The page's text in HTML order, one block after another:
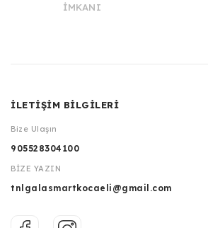
İMKANI
İLETİŞİM BİLGİLERİ
Bize Ulaşın
905528304100
BİZE YAZIN
tnlgalasmartkocaeli@gmail.com